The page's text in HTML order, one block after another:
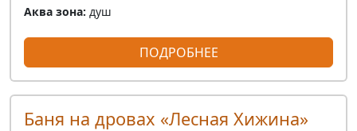
Аква зона: душ
ПОДРОБНЕЕ
Баня на дровах «Лесная Хижина»